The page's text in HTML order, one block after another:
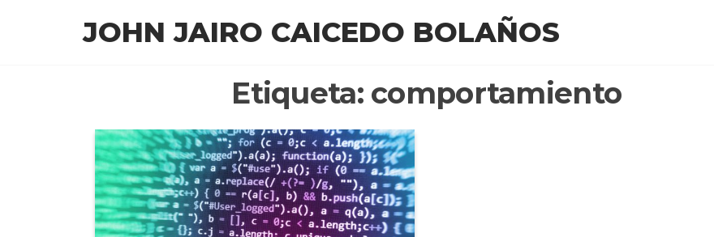
JOHN JAIRO CAICEDO BOLAÑOS
Etiqueta: comportamiento